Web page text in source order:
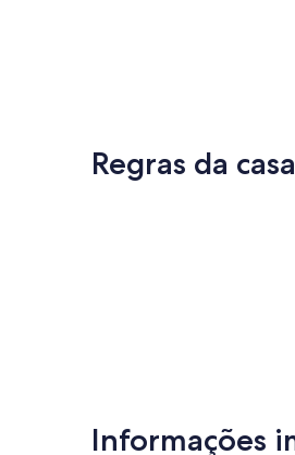
Regras da casa
Informações